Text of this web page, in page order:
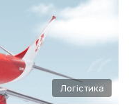
Логістика